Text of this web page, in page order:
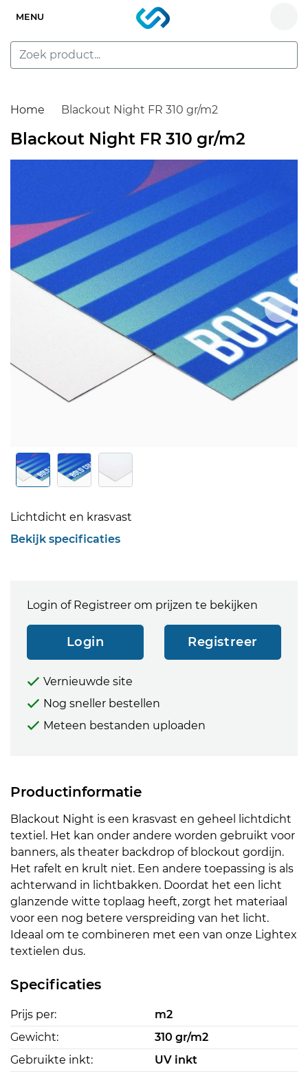
MENU
Home Blackout Night FR 310 gr/m2
Productinformatie
Blackout Night is een krasvast en geheel lichtdicht
textiel. Het kan onder andere worden gebruikt voor
banners, als theater backdrop of blockout gordijn.
Het rafelt en krult niet. Een andere toepassing is als
achterwand in lichtbakken. Doordat het een licht
glanzende witte toplaag heeft, zorgt het materiaal
voor een nog betere verspreiding van het licht.
Ideaal om te combineren met een van onze Lightex
textielen dus.
Specificaties
Prijs per:
m2
Gewicht:
310 gr/m2
Gebruikte inkt:
UV inkt
Blackout Night FR 310 gr/m2
Lichtdicht en krasvast
Bekijk specificaties
Login of Registreer om prijzen te bekijken
Login Registreer
Vernieuwde site
Nog sneller bestellen
Meteen bestanden uploaden